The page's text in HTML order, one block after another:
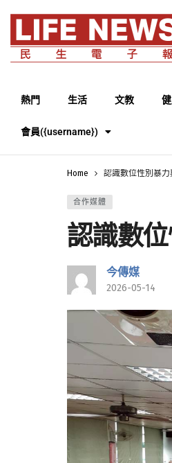
熱門 生活 文教
會員({username})
Home 認識數位性別暴
合作媒體
認識數
今傳媒
2026-05-14